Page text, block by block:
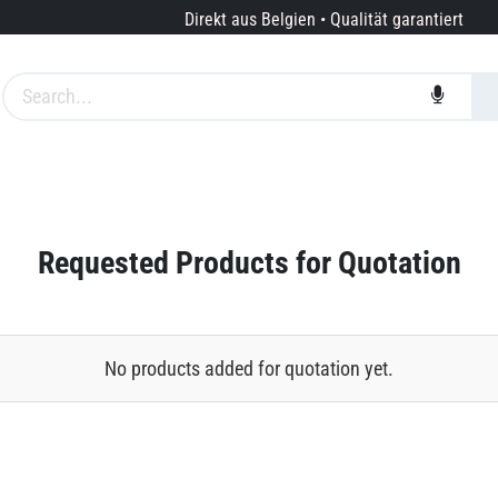
Direkt aus Belgien • Qualität garantiert
Requested Products for Quotation
No products added for quotation yet.